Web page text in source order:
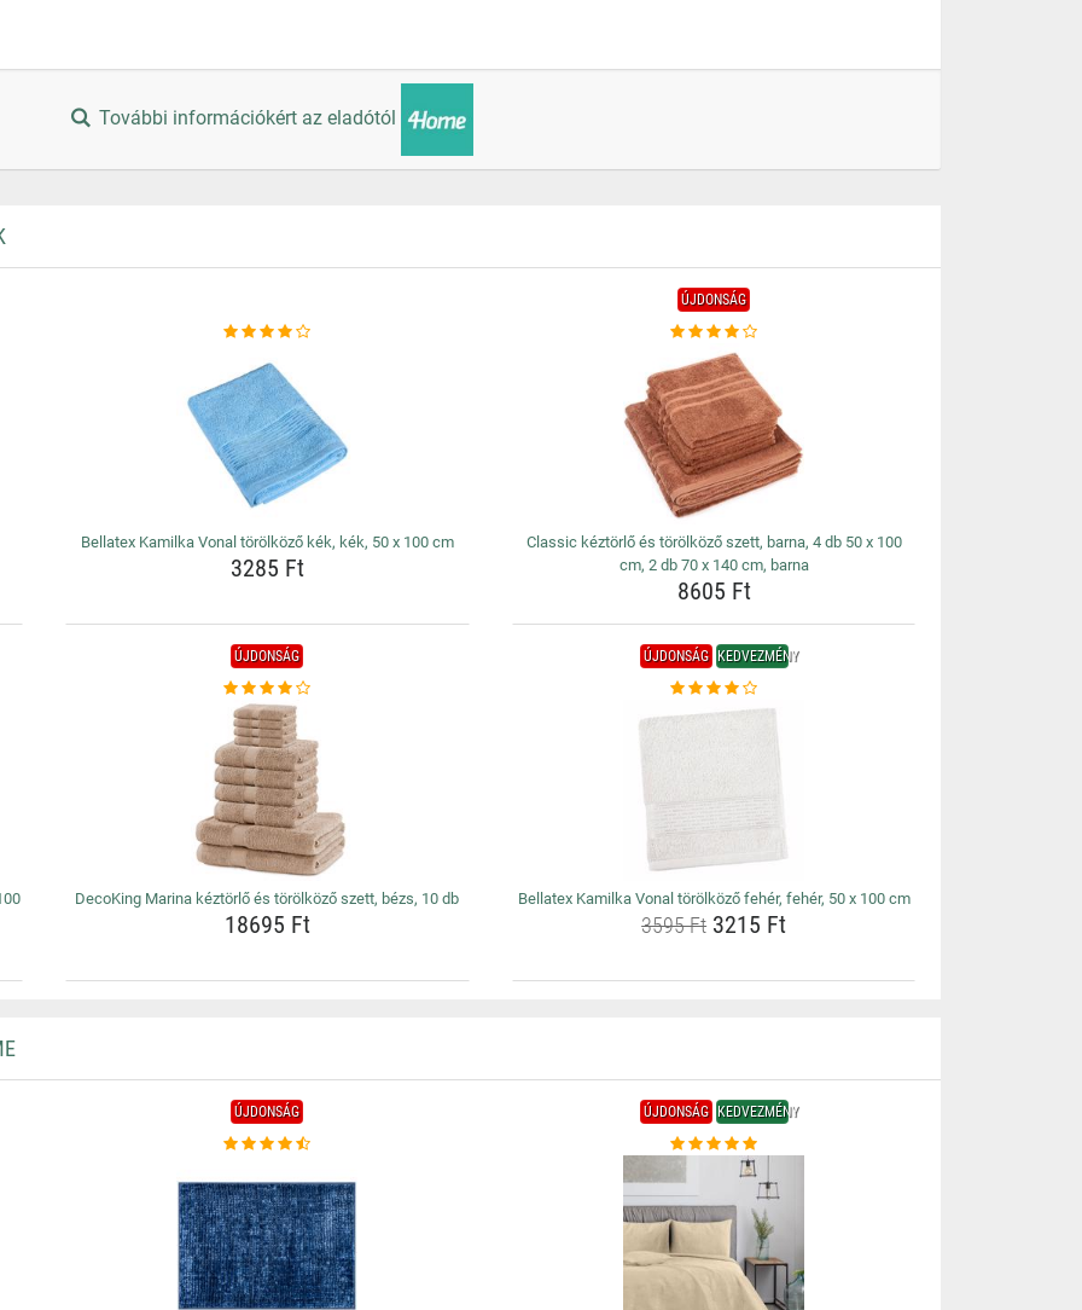
További információkért az eladótól
Bellatex Kamilka Vonal törölköző kék, kék, 50 x 100 cm
3285 Ft
ÚJDONSÁG
Classic kéztörlő és törölköző szett, barna, 4 db 50 x 100
cm, 2 db 70 x 140 cm, barna
8605 Ft
ÚJDONSÁG
DecoKing Marina kéztörlő és törölköző szett, bézs, 10 db
18695 Ft
ÚJDONSÁG KEDVEZMÉNY
Bellatex Kamilka Vonal törölköző fehér, fehér, 50 x 100 cm
3595 Ft 3215 Ft
ÚJDONSÁG ÚJDONSÁG KEDVEZMÉNY